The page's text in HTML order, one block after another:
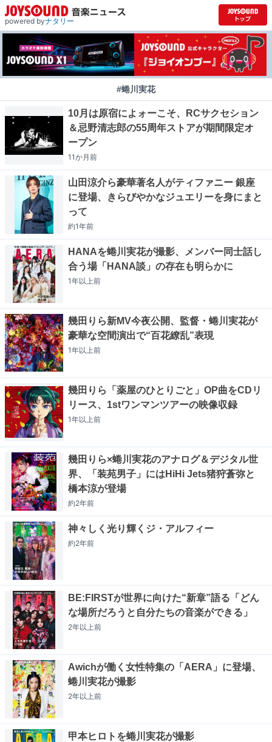
powered byナタリー
#蜷川実花
10月は原宿によォーこそ、RCサクセション
＆忌野清志郎の55周年ストアが期間限定オ
ープン
11か月前
山田涼介ら豪華著名人がティファニー 銀座
に登場、きらびやかなジュエリーを身にまと
って
約1年前
HANAを蜷川実花が撮影、メンバー同士話し
合う場「HANA談」の存在も明らかに
1年以上前
幾田りら新MV今夜公開、監督・蜷川実花が
豪華な空間演出で“百花繚乱”表現
1年以上前
幾田りら「薬屋のひとりごと」OP曲をCDリ
リース、1stワンマンツアーの映像収録
1年以上前
幾田りら×蜷川実花のアナログ＆デジタル世
界、「装苑男子」にはHiHi Jets猪狩蒼弥と
橋本涼が登場
約2年前
神々しく光り輝くジ・アルフィー
約2年前
BE:FIRSTが世界に向けた“新章”語る「どん
な場所だろうと自分たちの音楽ができる」
2年以上前
Awichが働く女性特集の「AERA」に登場、
蜷川実花が撮影
2年以上前
甲本ヒロトを蜷川実花が撮影